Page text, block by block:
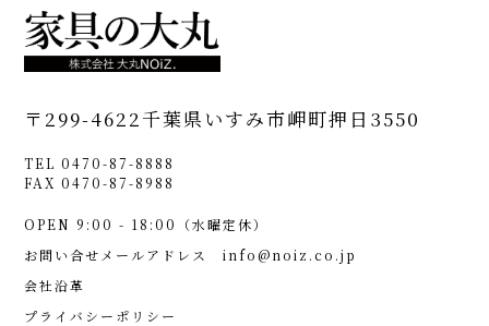
〒299-4622千葉県いすみ市岬町押日3550
TEL 0470-87-8888
FAX 0470-87-8988
OPEN 9:00 - 18:00（水曜定休）
お問い合せメールアドレスinfo@noiz.co.jp
会社沿革
プライバシーポリシー